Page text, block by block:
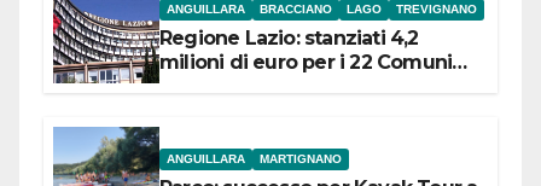
ANGUILLARA BRACCIANO LAGO TREVIGNANO
Regione Lazio: stanziati 4,2
milioni di euro per i 22 Comuni
ANGUILLARA MARTIGNANO